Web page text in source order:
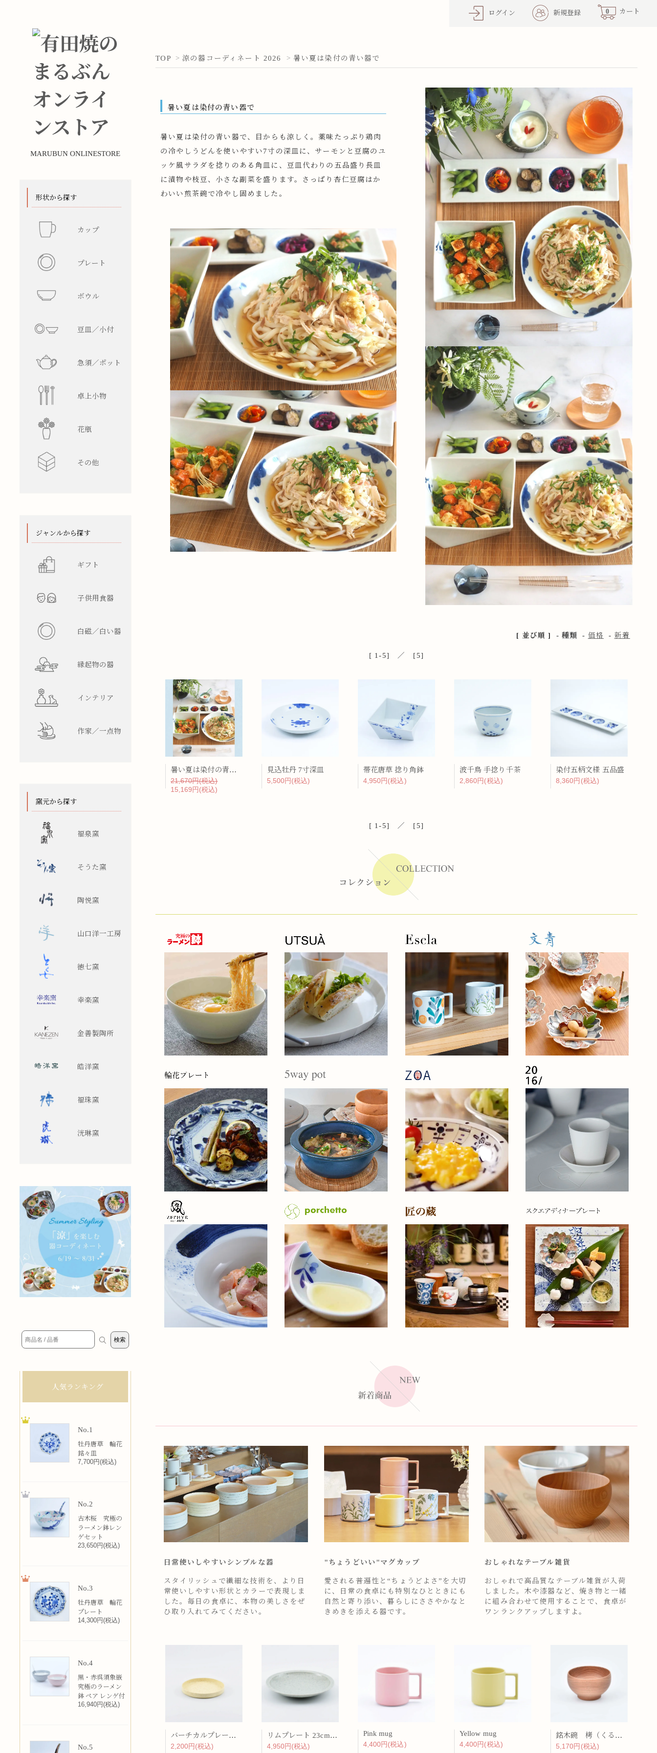
ログイン 新規登録 0 カート
MARUBUN ONLINESTORE
TOP > 涼の器コーディネート 2026 > 暑い夏は染付の青い器で
暑い夏は染付の青い器で
暑い夏は染付の青い器で、目からも涼しく。薬味たっぷり鶏肉
の冷やしうどんを使いやすい7寸の深皿に、サーモンと豆腐のユ
ッケ風サラダを捻りのある角皿に、豆皿代わりの五品盛り長皿
に漬物や枝豆、小さな副菜を盛ります。さっぱり杏仁豆腐はか
わいい煎茶碗で冷やし固めました。
[ 並び順 ] - 種類 - 価格 - 新着
[ 1-5] ／ [5]
暑い夏は染付の青い器で まとめ買いセット
21,670円(税込)
15,169円(税込)
見込牡丹 7寸深皿
5,500円(税込)
帯花唐草 捻り角鉢
4,950円(税込)
波千鳥 手捻り千茶
2,860円(税込)
染付五柄文様 五品盛
8,360円(税込)
[ 1-5] ／ [5]
日常使いしやすいシンプルな器
スタイリッシュで繊細な技術を、より日
常使いしやすい形状とカラーで表現しま
した。毎日の食卓に、本物の美しさをぜ
ひ取り入れてみてください。
"ちょうどいい"マグカップ
愛される普遍性と“ちょうどよさ”を大切
に、日常の食卓にも特別なひとときにも
自然と寄り添い、暮らしにささやかなと
きめきを添える器です。
おしゃれなテーブル雑貨
おしゃれで高品質なテーブル雑貨が入荷
しました。木や漆器など、焼き物と一緒
に組み合わせて使用することで、食卓が
ワンランクアップしますよ。
バーチカルプレート 15cm 化粧土
2,200円(税込)
リムプレート 23cm 呉須散
4,950円(税込)
Pink mug
4,400円(税込)
Yellow mug
4,400円(税込)
銘木碗 栲（くるみ）
5,170円(税込)
形状から探す
カップ フリーカップ
マグカップ
湯呑み
そば猪口
盃／ぐい呑み
焼酎グラス
プレート
四角型
楕円型
変形型
ボウル 飯碗
ボウル
麺鉢／丼鉢
蓋物
豆皿／小付 皿型
鉢型
急須／ポット 急須
ティーポット
水差し
卓上小物 醤油差し
レンゲ
箸/カトラリー
スタンド
花瓶
カップ型
花瓶
その他 ワインクーラー
陶箱
てぬぐい
ジャンルから探す
ギフト
子供用食器
白磁／白い器
縁起物の器
インテリア
作家／一点物
窯元から探す
福泉窯
そうた窯
陶悦窯
山口洋一工房
徳七窯
幸楽窯
金善製陶所
皓洋窯
福珠窯
洸琳窯
人気ランキング
No.1
牡丹唐草 輪花
銘々皿
7,700円(税込)
No.2
古木桜 究極の
ラーメン鉢レン
ゲセット
23,650円(税込)
No.3
牡丹唐草 輪花
プレート
14,300円(税込)
No.4
黒・赤呉須象嵌
究極のラーメン
鉢 ペア レンゲ付
16,940円(税込)
No.5